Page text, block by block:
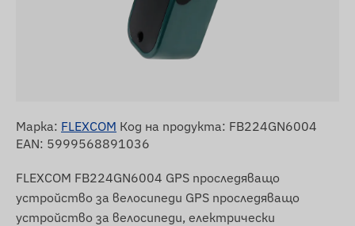
Марка: FLEXCOM Код на продукта: FB224GN6004
EAN: 5999568891036
FLEXCOM FB224GN6004 GPS проследяващо
устройство за велосипеди GPS проследяващо
устройство за велосипеди, електрически